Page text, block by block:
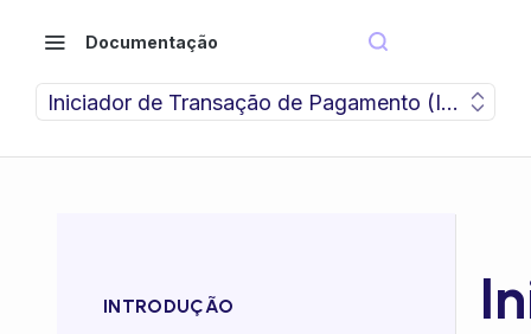
Documentação
Iniciador de Transação de Pagamento (ITP)
INTRODUÇÃO